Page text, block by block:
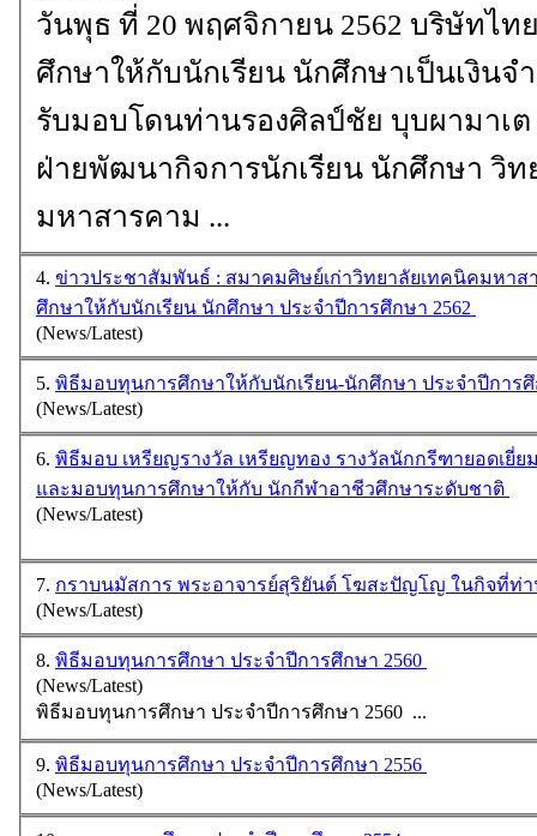
วันพุธ ที่ 20 พฤศจิกายน 2562 บริษัทไท
ศึกษาให้กับนักเรียน นักศึกษาเป็นเงินจ
รับมอบโดนท่านรองศิลป์ชัย บุบผามาเต
ฝ่ายพัฒนากิจการนักเรียน นักศึกษา วิท
มหาสารคาม ...
4. ข่าวประชาสัมพันธ์ : สมาคมศิษย์เก่าวิทยาลัยเทคนิคมหาสารคาม มอบเงินบริจาคทุนการ
ศึกษาให้กับนักเรียน นักศึกษา ประจำปีการศึกษา 2562
(News/Latest)
5. พิธีมอบทุนการศึกษาให้กับนักเรียน-นักศึกษา ประจำปีการศึ
(News/Latest)
6. พิธีมอบ เหรียญรางวัล เหรียญทอง รางวัลนักกรีฑายอดเยี่ยมชาย นายประดิพันธ์ ไชยสง
และมอบทุนการศึกษาให้กับ นักกีฬาอาชีวศึกษาระดับชาติ
(News/Latest)
7. กราบนมัสการ พระอาจารย์สุริยันต์ โฆสะปัญโญ ในกิจที่ท่
(News/Latest)
8. พิธีมอบทุนการศึกษา ประจำปีการศึกษา 2560
(News/Latest)
พิธีมอบทุนการศึกษา ประจำปีการศึกษา 2560 ...
9. พิธีมอบทุนการศึกษา ประจำปีการศึกษา 2556
(News/Latest)